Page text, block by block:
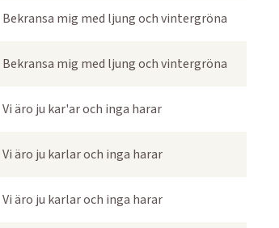
Bekransa mig med ljung och vintergröna
Bekransa mig med ljung och vintergröna
Vi äro ju kar'ar och inga harar
Vi äro ju karlar och inga harar
Vi äro ju karlar och inga harar